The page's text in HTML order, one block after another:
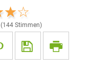
(144 Stimmen)